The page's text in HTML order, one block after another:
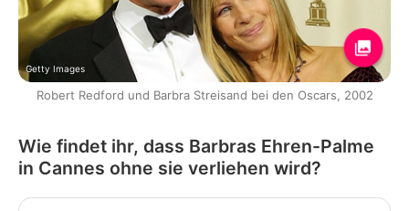
Getty Images
Robert Redford und Barbra Streisand bei den Oscars, 2002
Wie findet ihr, dass Barbras Ehren-Palme
in Cannes ohne sie verliehen wird?